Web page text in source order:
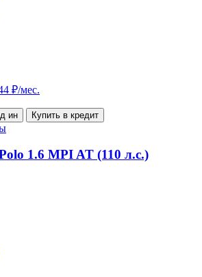
₽/мес.
ин Купить в кредит
1.6 MPI AT (110 л.с.)